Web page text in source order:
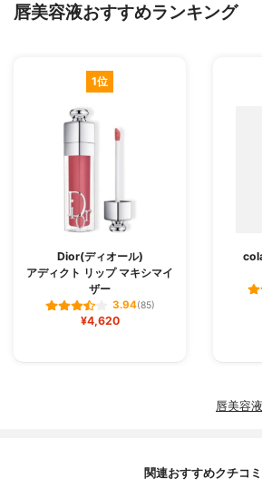
唇美容液おすすめランキング
1位
Dior(ディオール)
アディクト リップ マキシマイ
ザー
3.94(85)
¥4,620
唇美容
関連おすすめクチコミ